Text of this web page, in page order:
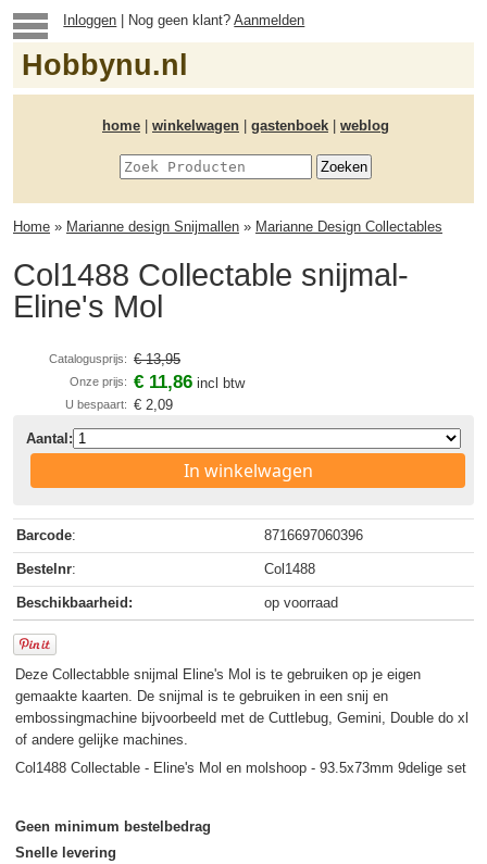
Inloggen | Nog geen klant?Aanmelden
Hobbynu.nl
home winkelwagen gastenboek weblog
Home » Marianne design Snijmallen » Marianne Design Collectables
Col1488 Collectable snijmal-
Eline's Mol
Catalogusprijs: € 13,95
Onze prijs: € 11,86 incl btw
U bespaart: € 2,09
Aantal:
In winkelwagen
Barcode: 8716697060396
Bestelnr: Col1488
Beschikbaarheid: op voorraad
Deze Collectabble snijmal Eline's Mol is te gebruiken op je eigen
gemaakte kaarten. De snijmal is te gebruiken in een snij en
embossingmachine bijvoorbeeld met de Cuttlebug, Gemini, Double do xl
of andere gelijke machines.
Col1488 Collectable - Eline's Mol en molshoop - 93.5x73mm 9delige set
Geen minimum bestelbedrag
Snelle levering